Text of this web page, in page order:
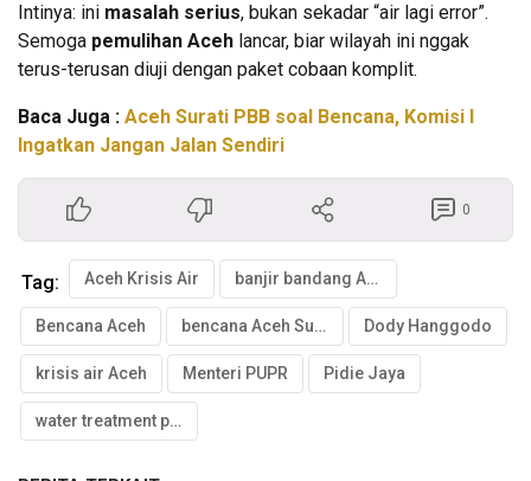
Intinya: ini masalah serius, bukan sekadar “air lagi error”.
Semoga pemulihan Aceh lancar, biar wilayah ini nggak
terus-terusan diuji dengan paket cobaan komplit.
Baca Juga : Aceh Surati PBB soal Bencana, Komisi I
Ingatkan Jangan Jalan Sendiri
0
Tag: Aceh Krisis Air banjir bandang Aceh
Bencana Aceh bencana Aceh Sumut Sumbar Dody Hanggodo
krisis air Aceh Menteri PUPR Pidie Jaya
water treatment plant